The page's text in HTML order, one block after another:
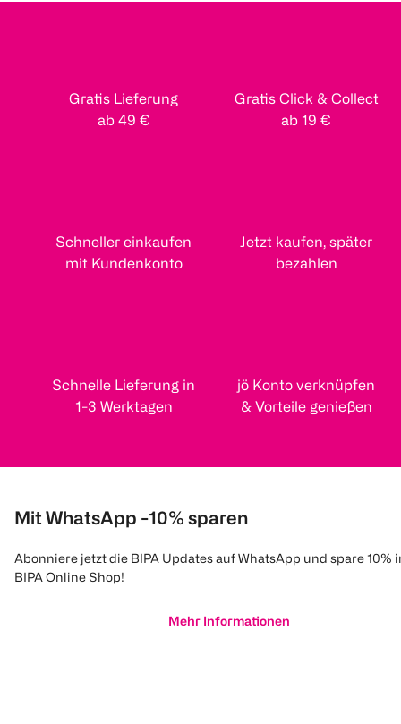
Gratis Lieferung
ab 49 €
Gratis Click & Collect
ab 19 €
Schneller einkaufen
mit Kundenkonto
Jetzt kaufen, später
bezahlen
Schnelle Lieferung in
1-3 Werktagen
jö Konto verknüpfen
& Vorteile genießen
Mit WhatsApp -10% sparen
Abonniere jetzt die BIPA Updates auf WhatsApp und spare 10%
BIPA Online Shop!
Mehr Informationen